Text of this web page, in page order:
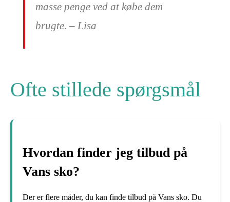
masse penge ved at købe dem
brugte. – Lisa
Ofte stillede spørgsmål
Hvordan finder jeg tilbud på
Vans sko?
Der er flere måder, du kan finde tilbud på Vans sko. Du